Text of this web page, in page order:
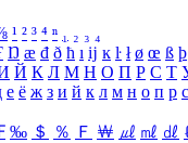
¹ ² ³ ⁴ ⁿ ₁ ₂ ₃ ₄
Ŋ æ đ ð ħ ı ĳ ĸ ŀ ł ø œ ß þ
Й К Л М Н О П Р С Т
е ё ж з и й к л м н о п р с
‰ ＄ ％ Ｆ ￦ ㎕ ㎖ ㎗